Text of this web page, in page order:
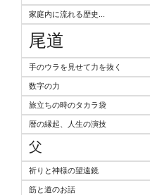
家庭内に流れる歴史...
尾道
手のウラを見せて力を抜く
数字の力
旅立ちの時のタカラ袋
暦の縁起、人生の演技
父
祈りと神様の望遠鏡
筋と道のお話